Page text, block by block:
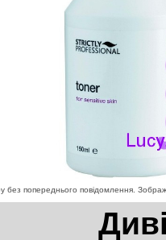
попереднього повідомлення.